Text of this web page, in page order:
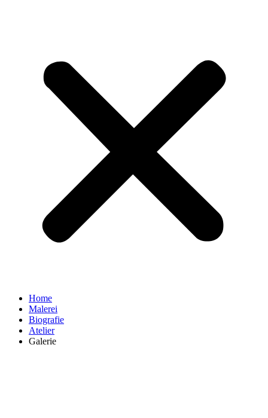
Home
Malerei
Biografie
Atelier
Galerie